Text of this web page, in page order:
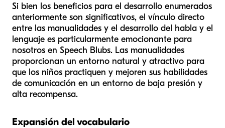
Si bien los beneficios para el desarrollo enumerados
anteriormente son significativos, el vínculo directo
entre las manualidades y el desarrollo del habla y el
lenguaje es particularmente emocionante para
nosotros en Speech Blubs. Las manualidades
proporcionan un entorno natural y atractivo para
que los niños practiquen y mejoren sus habilidades
de comunicación en un entorno de baja presión y
alta recompensa.
Expansión del vocabulario